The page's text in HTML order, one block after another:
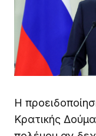
Η
Κρατικής